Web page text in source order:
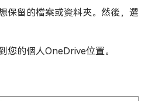
保留的檔案或資料夾。然後，選
您的個人OneDrive位置。